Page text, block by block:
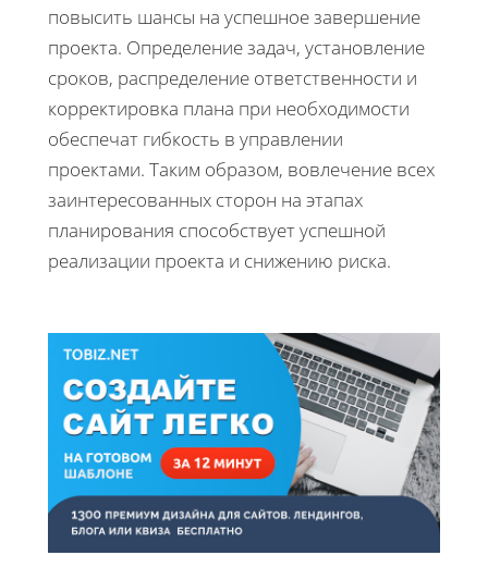
повысить шансы на успешное завершение
проекта. Определение задач, установление
сроков, распределение ответственности и
корректировка плана при необходимости
обеспечат гибкость в управлении
проектами. Таким образом, вовлечение всех
заинтересованных сторон на этапах
планирования способствует успешной
реализации проекта и снижению риска.